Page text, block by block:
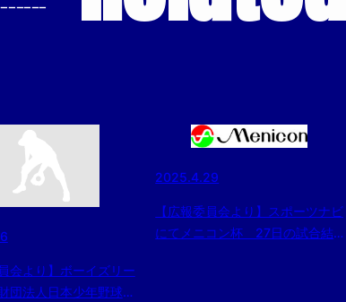
会より】ボーイズリー
団法人日本少年野球連
2025.4.29
【広報委員会より】スポーツナビ
にてメニコン杯 27日の試合結